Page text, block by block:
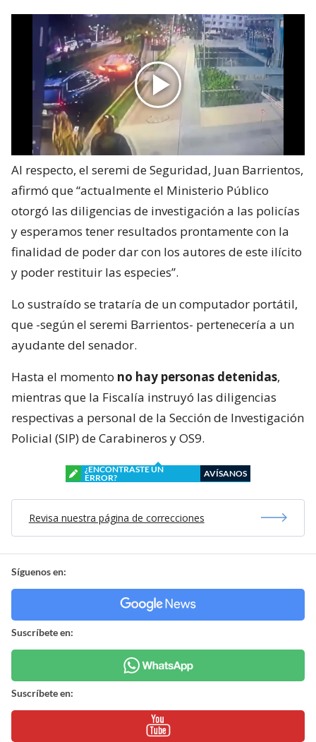
Al respecto, el seremi de Seguridad, Juan Barrientos,
afirmó que “actualmente el Ministerio Público
otorgó las diligencias de investigación a las policías
y esperamos tener resultados prontamente con la
finalidad de poder dar con los autores de este ilícito
y poder restituir las especies”.
Lo sustraído se trataría de un computador portátil,
que -según el seremi Barrientos- pertenecería a un
ayudante del senador.
Hasta el momento no hay personas detenidas,
mientras que la Fiscalía instruyó las diligencias
respectivas a personal de la Sección de Investigación
Policial (SIP) de Carabineros y OS9.
¿ENCONTRASTE UN
ERROR?
AVÍSANOS
Revisa nuestra página de correcciones
Síguenos en:
Suscríbete en:
Suscríbete en: